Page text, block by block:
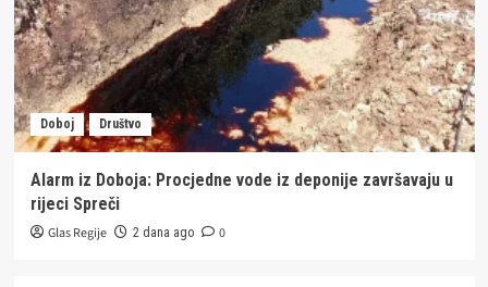
Doboj Društvo
Alarm iz Doboja: Procjedne vode iz deponije završavaju u
rijeci Spreči
Glas Regije 2 dana ago 0